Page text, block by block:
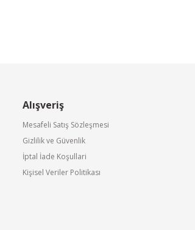
Alışveriş
Mesafeli Satış Sözleşmesi
Gizlilik ve Güvenlik
İptal İade Koşullari
Kişisel Veriler Politikası